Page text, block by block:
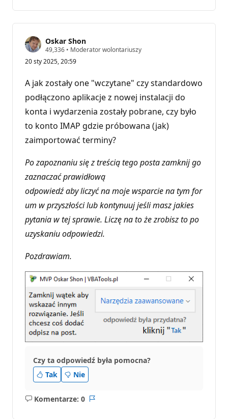
Oskar Shon
49,336 P
n
t
y
r
e
p
t
c
• Moderator wolontariuszy
20 sty 2025, 20:59
A jak zostały one "wczytane" czy standardowo
podłączono aplikacje z nowej instalacji do
konta i wydarzenia zostały pobrane, czy było
to konto IMAP gdzie próbowana (jak)
zaimportować terminy?
Po zapoznaniu się z treścią tego posta zamknij go
zaznaczać prawidłową
odpowiedź aby liczyć na moje wsparcie na tym for
um w przyszłości lub kontynuuj jeśli masz jakies
pytania w tej sprawie. Liczę na to że zrobisz to po
uzyskaniu odpowiedzi.
Pozdrawiam.
Czy ta odpowiedź była pomocna?
Tak
Nie
Komentarze: 0
Brak